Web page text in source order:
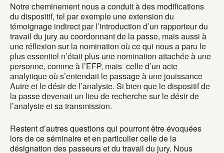
Notre cheminement nous a conduit à des modifications
du dispositif, tel par exemple une extension du
témoignage indirect par l’introduction d’un rapporteur du
travail du jury au coordonnant de la passe, mais aussi à
une réflexion sur la nomination où ce qui nous a paru le
plus essentiel n’était plus une nomination attachée à une
personne, comme à l’EFP, mais celle d’un acte
analytique où s’entendait le passage à une jouissance
Autre et le désir de l’analyste. Si bien que le dispositif de
la passe devenait un lieu de recherche sur le désir de
l’analyste et sa transmission.
Restent d’autres questions qui pourront être évoquées
lors de ce séminaire et en particulier celle de la
désignation des passeurs et du travail du jury. Nous